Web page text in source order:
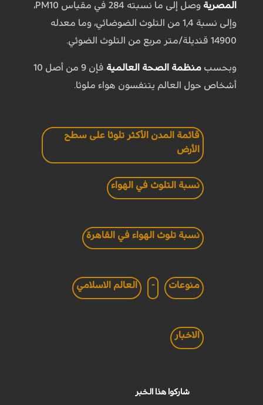
المصرية
وصل إلى ما نسبته 284 في مقياس PM10،
وإلى نسبة 1,4 من التلوث الضوضائي، وما معدله
14900 قنديلة/متر مربع من التلوث الضوئي.
وبحسب منظمة الصحة العالمية
فإن 9 من أصل 10
أشخاص حول العالم يتنفسون هواء ملوثا.
قائمة المدن الأكثر تلوثا على سطح
الأرض
نسبة التلوث في الهواء
نسبة تلوث الهواء في القاهرة
منوعات - العالم الاسلامي
الاخبار
شاركوا هذا الخبر